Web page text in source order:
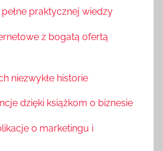
praktycznej wiedzy
z bogatą ofertą
niezwykłe historie
dzięki książkom o biznesie
o marketingu i